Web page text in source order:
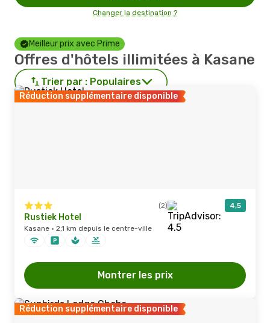
Changer la destination ?
Meilleur prix avec Prime
Offres d'hôtels illimitées à Kasane
Trier par : Populaires
Réduction supplémentaire disponible
(2) 4,5
Rustiek Hotel
Kasane · 2,1 km depuis le centre-ville
Montrer les prix
Réduction supplémentaire disponible